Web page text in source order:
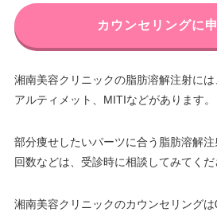
カウンセリングに
湘南美容クリニックの脂肪溶解注射に
アルティメット、MITIなどがあります。
部分痩せしたいパーツに合う脂肪溶解
回数などは、受診時に相談してみてくだ
湘南美容クリニックのカウンセリングは